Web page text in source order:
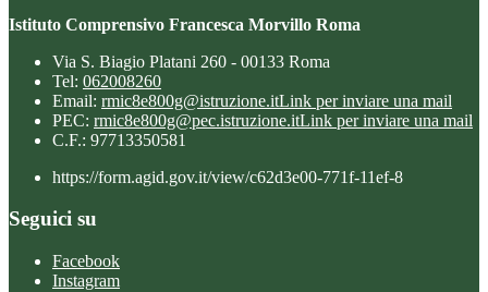
Istituto Comprensivo Francesca Morvillo Roma
Via S. Biagio Platani 260 - 00133 Roma
Tel: 062008260
Email: rmic8e800g@istruzione.itLink per inviare una mail
PEC: rmic8e800g@pec.istruzione.itLink per inviare una mail
C.F.: 97713350581
https://form.agid.gov.it/view/c62d3e00-771f-11ef-8
Seguici su
Facebook
Instagram